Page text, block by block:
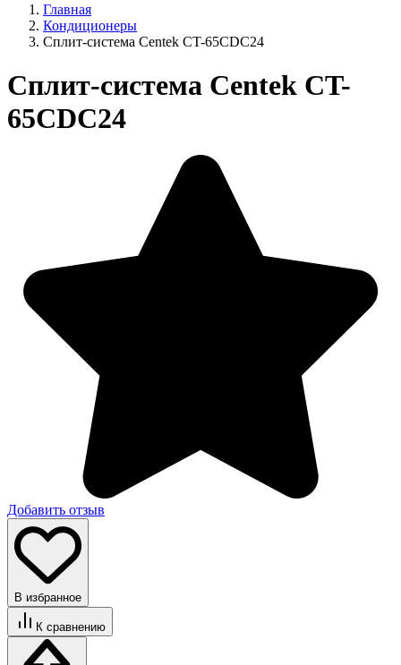
Главная
Кондиционеры
Сплит-система Centek CT-65CDC24
Сплит-система Centek CT-
65CDC24
Добавить отзыв
В избранное
К сравнению